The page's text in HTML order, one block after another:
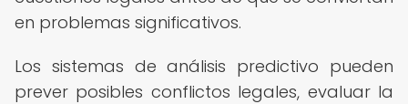
en problemas significativos.
Los sistemas de análisis predictivo pueden
prever posibles conflictos legales, evaluar la